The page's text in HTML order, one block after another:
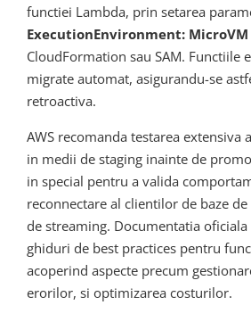
functiei Lambda, prin setarea
ExecutionEnvironment: MicroVM
CloudFormation sau SAM. Functiile
migrate automat, asigurandu-se
retroactiva.
AWS recomanda testarea
in medii de staging inainte de
in special pentru a valida
reconnectare al clientilor de baze
de streaming. Documentatia
ghiduri de best practices pentru
acoperind aspecte precum
erorilor, si optimizarea costurilor.